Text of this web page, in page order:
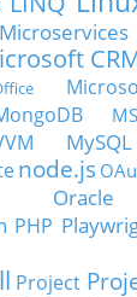
Microservices
MySQL
node.js
Oracle
PHP
Project